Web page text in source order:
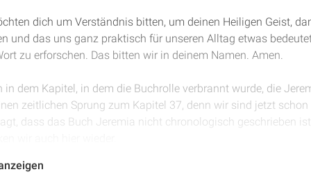
dich um Verständnis bitten, um deinen Heiligen Geist,
und das uns ganz praktisch für unseren Alltag etwas
zu erforschen. Das bitten wir in deinem Namen. Amen.
in dem Kapitel, in dem die Buchrolle verbrannt wurde, die
zeitlichen Sprung zum Kapitel 37, denn wir sind jetzt
dass das Buch Jeremia nicht chronologisch geschrieben
so ein Josias regierte als König anstelle Jojachins, des